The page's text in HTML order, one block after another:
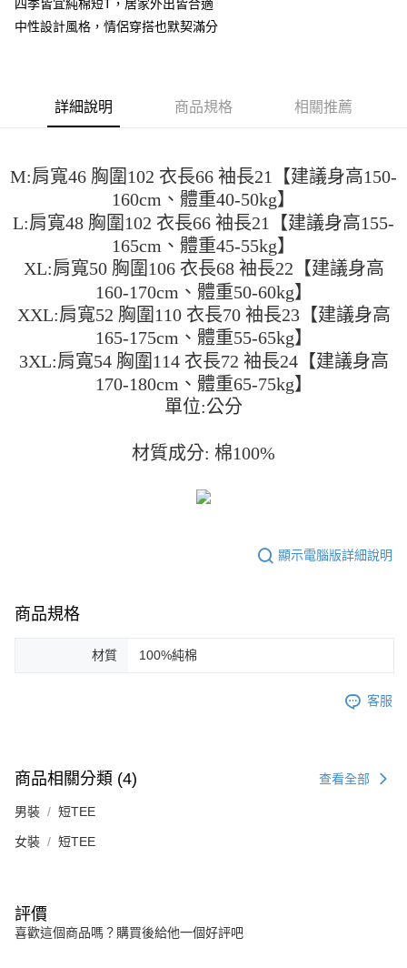
【大哥付你分期使用說明】
成交易。
法說明評估內容。
【繳款方式說明】
1.分期款項不併入電信帳單，「大哥付你分期」於每月結算日後寄送繳費提
醒簡訊。
2.透過簡訊連結打開帳單後，可選擇「超商條碼／台灣大直營門市／銀行轉
帳／街口支付／iPASS MONEY」等通路繳費。
1.本服務係由「台灣大哥大股份有限公司」（以下簡稱本公司）所提供，讓
用戶於交易時，得透過本服務購買商品或服務，並由商店將買賣／分期付款
買賣價金債權讓與本公司後，依約使用本公司帳單繳交帳款。
2.基於同意付款使用「大哥付你分期」之契約關係目的，商店將以您的個人
資料（包含姓名、電話或地址）提供予台灣大哥大進項蒐集、處理及利用，
由本公司與您本人進行分期帳單所需資料之確認、核對及更正。
3.完整用戶服務條款，請詳閱以下連結：https://oppay.tw/userRule
AFTEE先享後付是「在收到商品之後才付款」的支付方式。 讓您購物簡單
便利好安心！
３．安心：先確認商品／服務後，再付款。
【「AFTEE先享後付」結帳流程】
１．於結帳方式選擇「AFTEE先享後付」後，將跳轉至「AFTEE先享後付」
結帳頁面，進行簡訊認證並確認金額後，即可完成結帳。
２．訂單成立數日內，您將收到繳費通知簡訊。
３．收到繳費通知簡訊後14天內，點擊此簡訊中的連結，可透過四大超商／
ATM／網路銀行／等多元方式進行付款，方視為交易完成。
※ 請注意：結帳手續完成當下不需立刻繳費，但若您需要取消訂單，請聯絡
購買商品的店家。未經商家同意取消之訂單仍視為有效，需透過AFTEE先享
後付繳納相關費用。
※ 交易是否成功請以「AFTEE先享後付 」之結帳頁面顯示為準，若有關於
是否繳費成功／繳費後需取消欲退款等相關疑問，請聯繫「AFTEE先享後付
客戶支援中心」https://netprotections.freshdesk.com/support/home
易，需依本服務之必要範圍內提供個人資料，並將交易相關給付款項請求債
４．使用「AFTEE先享後付」時，將依據個別帳號之用戶狀況，依本公司即
５．嚴禁一人註冊多個帳號或使用他人資訊註冊。若發現惡意使用之情形，
ATM付款
全家取貨付款
每筆NT$45
每筆NT$45，滿NT$499(含以上)免運費
付款 後7-11取貨
每筆NT$45，滿NT$499(含以上)免運費
四季皆宜純棉短T，居家外出皆合適
中性設計風格，情侶穿搭也默契滿分
詳細說明 商品規格 相關推薦
M:肩寬46 胸圍102 衣長66 袖長21【建議身高150-
160cm、體重40-50kg】
L:肩寬48 胸圍102 衣長66 袖長21【建議身高155-
165cm、體重45-55kg】
XL:肩寬50 胸圍106 衣長68 袖長22【建議身高
160-170cm、體重50-60kg】
XXL:肩寬52 胸圍110 衣長70 袖長23【建議身高
165-175cm、體重55-65kg】
3XL:肩寬54 胸圍114 衣長72 袖長24【建議身高
170-180cm、體重65-75kg】
單位:公分
材質成分: 棉100%
顯示電腦版詳細說明
商品規格
材質 100%純棉
客服
商品相關分類 (4) 查看全部
男裝 短TEE
女裝 短TEE
評價
喜歡這個商品嗎？購買後給他一個好評吧